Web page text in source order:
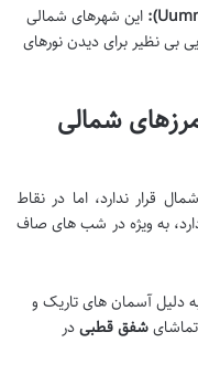
این شهرهای شمالی
بی نظیر برای دیدن نورهای
شمالی
قرار ندارد، اما در نقاط
به ویژه در شب های صاف
دلیل آسمان های تاریک و
شفق قطبیدر